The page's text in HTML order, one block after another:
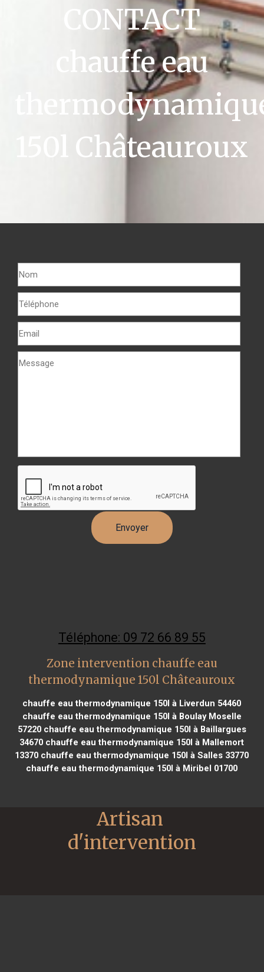
CONTACT
chauffe eau
150l Châteauroux
Téléphone: 09 72 66 89 55
Zone intervention chauffe eau
thermodynamique 150l Châteauroux
chauffe eau thermodynamique 150l à Liverdun 54460
chauffe eau thermodynamique 150l à Boulay Moselle
57220chauffe eau thermodynamique 150l à Baillargues
34670 chauffe eau thermodynamique 150l à Mallemort
13370 chauffe eau thermodynamique 150l à Salles 33770
chauffe eau thermodynamique 150l à Miribel 01700
Artisan
d'intervention